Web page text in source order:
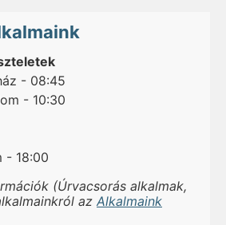
- 08:45
- 10:30
- 18:00
(Úrvacsorás alkalmak,
az Alkalmaink